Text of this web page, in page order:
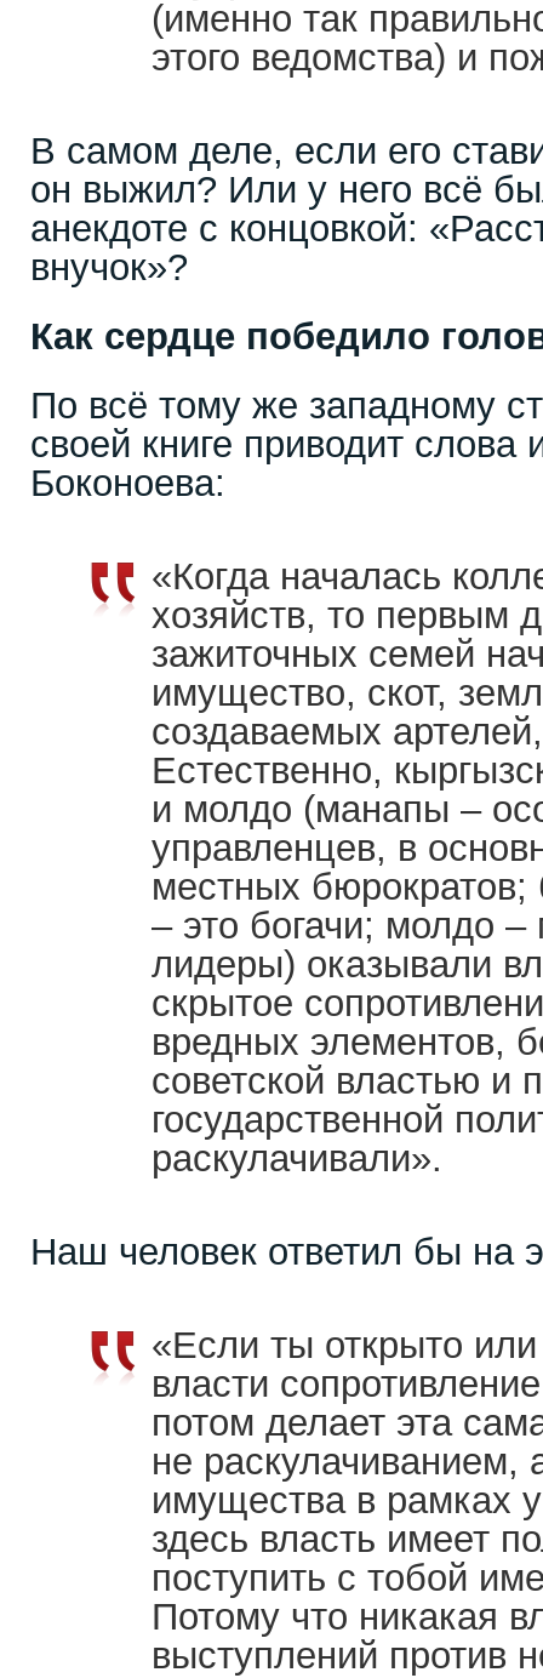
(именно так
этого ведомства) и
В самом деле, если его
он выжил? Или у него всё
анекдоте с концовкой:
внучок»?
Как сердце победило
По всё тому же западному
своей книге приводит
Боконоева:
«Когда началась
хозяйств, то первым
зажиточных семей
имущество, скот,
создаваемых
Естественно,
и молдо (манапы –
управленцев, в
местных бюрократов;
– это богачи; молдо
лидеры) оказывали
скрытое
вредных элементов,
советской властью и
государственной
раскулачивали».
Наш человек ответил бы на
«Если ты открыто
власти
потом делает эта
не раскулачиванием,
имущества в рамках
здесь власть имеет
поступить с тобой
Потому что никакая
выступлений против